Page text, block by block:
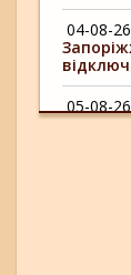
04-08-
05-08-